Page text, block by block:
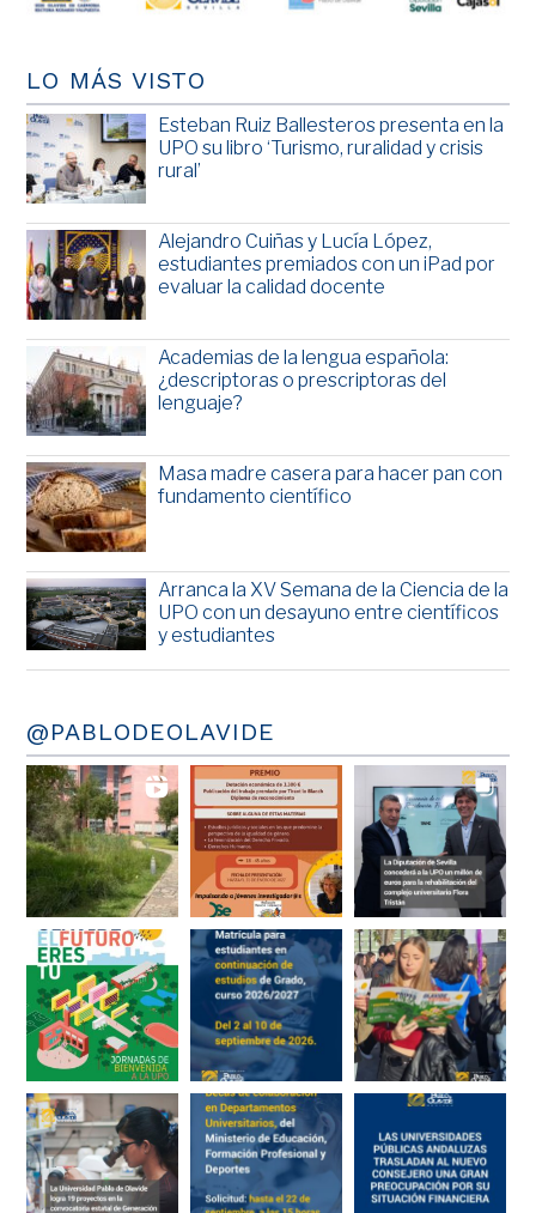
LO MÁS VISTO
Esteban Ruiz Ballesteros presenta en la
UPO su libro ‘Turismo, ruralidad y crisis
rural’
Alejandro Cuiñas y Lucía López,
estudiantes premiados con un iPad por
evaluar la calidad docente
Academias de la lengua española:
¿descriptoras o prescriptoras del
lenguaje?
Masa madre casera para hacer pan con
fundamento científico
Arranca la XV Semana de la Ciencia de la
UPO con un desayuno entre científicos
y estudiantes
@PABLODEOLAVIDE